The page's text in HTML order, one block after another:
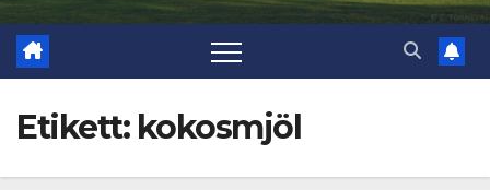
Etikett: kokosmjöl